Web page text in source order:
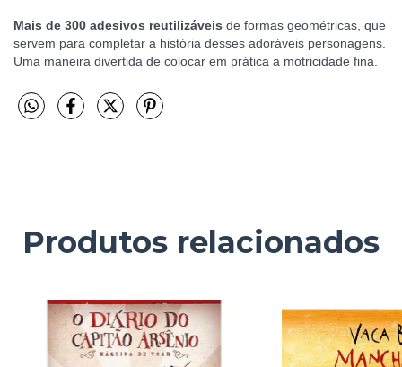
Mais de 300 adesivos reutilizáveis de formas geométricas, que
servem para completar a história desses adoráveis personagens.
Uma maneira divertida de colocar em prática a motricidade fina.
Produtos relacionados